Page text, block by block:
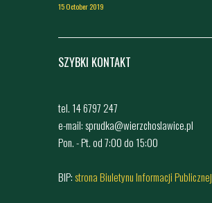
15 October 2019
SZYBKI KONTAKT
tel. 14 6797 247
e-mail: sprudka@wierzchoslawice.pl
Pon. - Pt. od 7:00 do 15:00
BIP:strona Biuletynu Informacji Publicznej